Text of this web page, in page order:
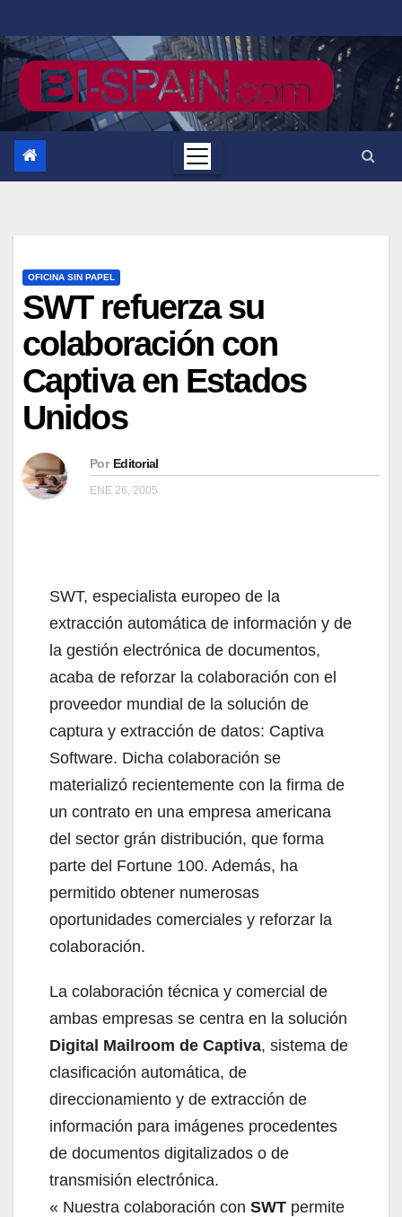
al
contenido
OFICINA SIN PAPEL
SWT refuerza su
colaboración con
Captiva en Estados
Unidos
Por Editorial
ENE 26, 2005
SWT, especialista europeo de la
extracción automática de información y de
la gestión electrónica de documentos,
acaba de reforzar la colaboración con el
proveedor mundial de la solución de
captura y extracción de datos: Captiva
Software. Dicha colaboración se
materializó recientemente con la firma de
un contrato en una empresa americana
del sector grán distribución, que forma
parte del Fortune 100. Además, ha
permitido obtener numerosas
oportunidades comerciales y reforzar la
colaboración.
La colaboración técnica y comercial de
ambas empresas se centra en la solución
Digital Mailroom de Captiva, sistema de
clasificación automática, de
direccionamiento y de extracción de
información para imágenes procedentes
de documentos digitalizados o de
transmisión electrónica.
« Nuestra colaboración con SWT permite